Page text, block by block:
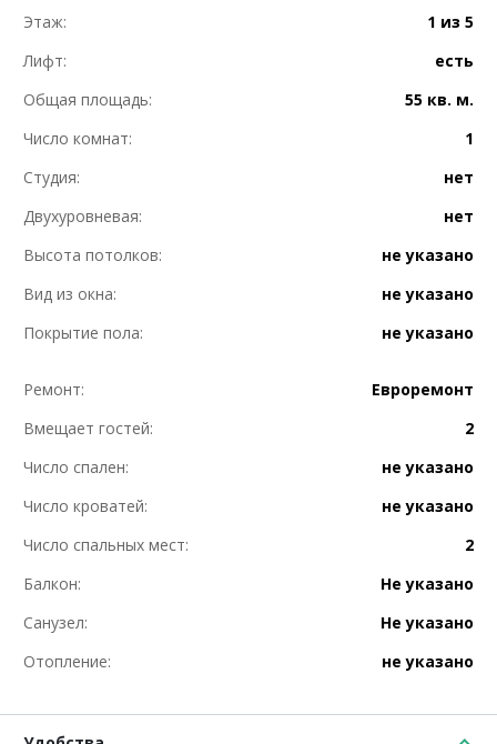
Этаж:
1 из 5
Лифт:
есть
Общая площадь:
55 кв. м.
Число комнат:
1
Студия:
нет
Двухуровневая:
нет
Высота потолков:
не указано
Вид из окна:
не указано
Покрытие пола:
не указано
Ремонт:
Евроремонт
Вмещает гостей:
2
Число спален:
не указано
Число кроватей:
не указано
Число спальных мест:
2
Балкон:
Не указано
Санузел:
Не указано
Отопление:
не указано